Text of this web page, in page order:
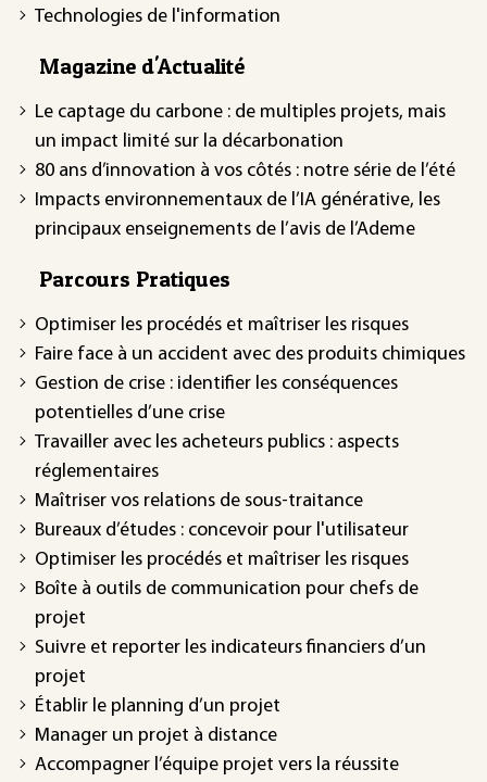
Technologies de l'information
Magazine d'Actualité
Le captage du carbone : de multiples projets, mais
un impact limité sur la décarbonation
80 ans d’innovation à vos côtés : notre série de l’été
Impacts environnementaux de l’IA générative, les
principaux enseignements de l’avis de l’Ademe
Parcours Pratiques
Optimiser les procédés et maîtriser les risques
Faire face à un accident avec des produits chimiques
Gestion de crise : identifier les conséquences
potentielles d’une crise
Travailler avec les acheteurs publics : aspects
réglementaires
Maîtriser vos relations de sous-traitance
Bureaux d’études : concevoir pour l'utilisateur
Optimiser les procédés et maîtriser les risques
Boîte à outils de communication pour chefs de
projet
Suivre et reporter les indicateurs financiers d’un
projet
Établir le planning d’un projet
Manager un projet à distance
Accompagner l’équipe projet vers la réussite